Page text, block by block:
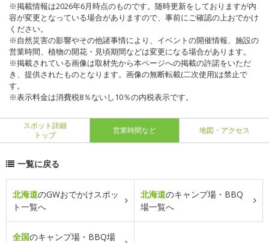
※掲載情報は2026年6月時点のものです。随時更新をしておりますが内
容が変更となっている場合がありますので、事前にご確認の上おでかけ
ください。
※自然災害の影響やその他諸事情により、イベントの開催情報、施設の
営業時間、植物の開花・見頃期間などは変更になる場合があります。
※掲載されている画像は取材先から本ページへの掲載の許諾をいただ
き、提供されたものとなります。画像の無断転載(二次使用)は禁止で
す。
※表示料金は消費税8％ないし10％の内税表示です。
スポット詳細
トップ
営業時間など 地図・アクセス
一覧に戻る
北海道のGWおでかけスポッ
ト一覧へ
北海道のキャンプ場・BBQ
場一覧へ
全国のキャンプ場・BBQ場